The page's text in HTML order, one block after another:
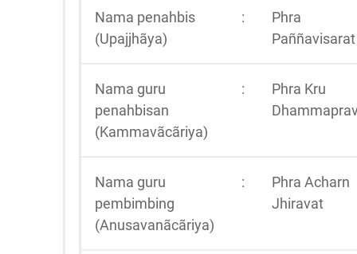
Nama penahbis
(Upajjhãya)
:
Phra
Paññavisarat
Nama guru
penahbisan
(Kammavãcãriya)
:
Phra Kru
Nama guru
pembimbing
(Anusavanãcãriya)
:
Phra Acharn
Jhiravat